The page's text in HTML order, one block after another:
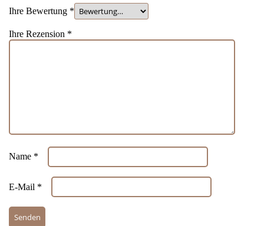
Ihre Bewertung *
Ihre Rezension *
Name *
E-Mail *